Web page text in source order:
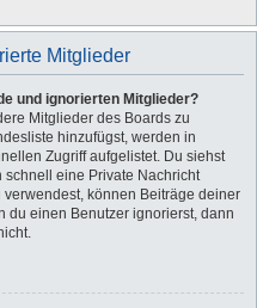
Mitglieder
und ignorierten Mitglieder?
Mitglieder des Boards zu
hinzufügst, werden in
Zugriff aufgelistet. Du siehst
eine Private Nachricht
können Beiträge deiner
du einen Benutzer ignorierst, dann